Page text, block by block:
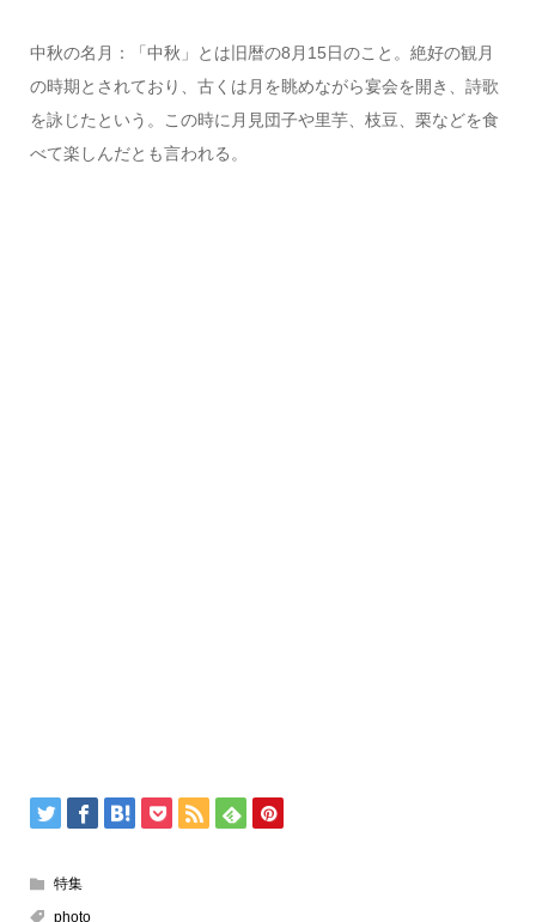
中秋の名月：「中秋」とは旧暦の8月15日のこと。絶好の観月
の時期とされており、古くは月を眺めながら宴会を開き、詩歌
を詠じたという。この時に月見団子や里芋、枝豆、栗などを食
べて楽しんだとも言われる。
特集
photo